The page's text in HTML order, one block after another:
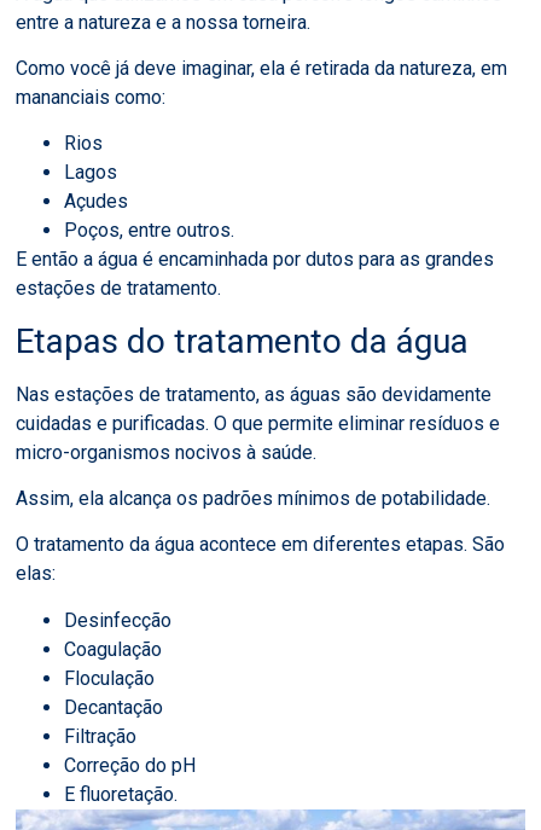
entre a natureza e a nossa torneira.
Como você já deve imaginar, ela é retirada da natureza, em
mananciais como:
Rios
Lagos
Açudes
Poços, entre outros.
E então a água é encaminhada por dutos para as grandes
estações de tratamento.
Etapas do tratamento da água
Nas estações de tratamento, as águas são devidamente
cuidadas e purificadas. O que permite eliminar resíduos e
micro-organismos nocivos à saúde.
Assim, ela alcança os padrões mínimos de potabilidade.
O tratamento da água acontece em diferentes etapas. São
elas:
Desinfecção
Coagulação
Floculação
Decantação
Filtração
Correção do pH
E fluoretação.